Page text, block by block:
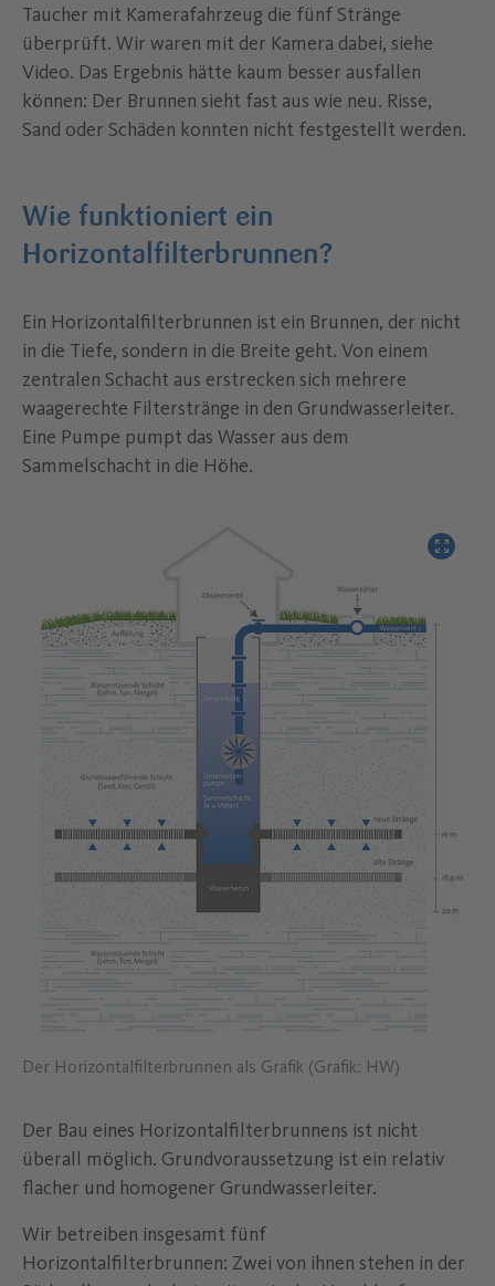
Taucher mit Kamerafahrzeug die fünf Stränge
überprüft. Wir waren mit der Kamera dabei, siehe
Video. Das Ergebnis hätte kaum besser ausfallen
können: Der Brunnen sieht fast aus wie neu. Risse,
Sand oder Schäden konnten nicht festgestellt werden.
Wie funktioniert ein
Horizontalfilterbrunnen?
Ein Horizontalfilterbrunnen ist ein Brunnen, der nicht
in die Tiefe, sondern in die Breite geht. Von einem
zentralen Schacht aus erstrecken sich mehrere
waagerechte Filterstränge in den Grundwasserleiter.
Eine Pumpe pumpt das Wasser aus dem
Sammelschacht in die Höhe.
Der Horizontalfilterbrunnen als Grafik (Grafik: HW)
Bild
Der Bau eines Horizontalfilterbrunnens ist nicht
überall möglich. Grundvoraussetzung ist ein relativ
flacher und homogener Grundwasserleiter.
Wir betreiben insgesamt fünf
Horizontalfilterbrunnen: Zwei von ihnen stehen in der